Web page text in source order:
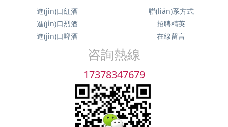
進(jìn)口紅酒
進(jìn)口烈酒
進(jìn)口啤酒
聯(lián)系方式
招聘精英
在線留言
咨詢熱線
17378347679